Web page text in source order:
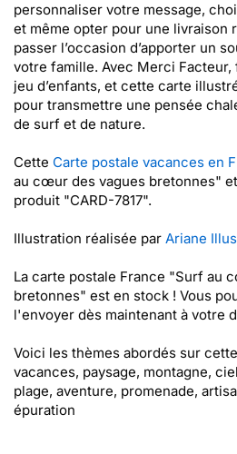
personnaliser votre message,
et même opter pour une livraison
passer l’occasion d’apporter un
votre famille. Avec Merci
jeu d’enfants, et cette carte
pour transmettre une pensée
de surf et de nature.
Cette Carte postale vacances en
au cœur des vagues bretonnes"
produit "CARD-7817".
Illustration réalisée par Ariane
La carte postale France "Surf au
bretonnes" est en stock ! Vous
l'envoyer dès maintenant à votre
Voici les thèmes abordés sur
vacances, paysage, montagne,
plage, aventure, promenade,
épuration